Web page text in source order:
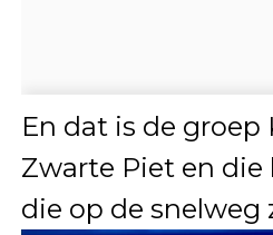
En dat is de groep
Zwarte Piet en
die op de snelweg